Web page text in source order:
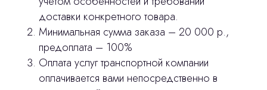
доставки конкретного товара.
Минимальная сумма заказа – 20 000 р.,
предоплата – 100%
Оплата услуг транспортной компании
оплачивается вами непосредственно в
Продукция
Оплата и доставка
Контакты